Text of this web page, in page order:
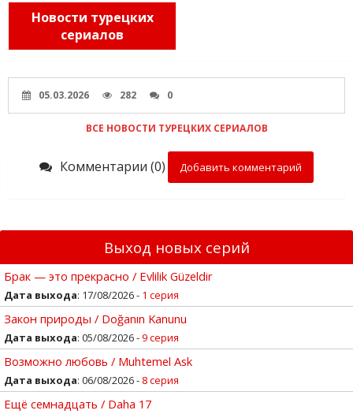
Новости турецких
сериалов
05.03.2026 282 0
ВСЕ НОВОСТИ ТУРЕЦКИХ СЕРИАЛОВ
Комментарии (0) Добавить комментарий
Выход новых серий
Брак — это прекрасно / Evlilik Güzeldir
Дата выхода: 17/08/2026 - 1 серия
Закон природы / Doğanın Kanunu
Дата выхода: 05/08/2026 -9 серия
Возможно любовь / Muhtemel Ask
Дата выхода: 06/08/2026 - 8 серия
Ещё семнадцать / Daha 17